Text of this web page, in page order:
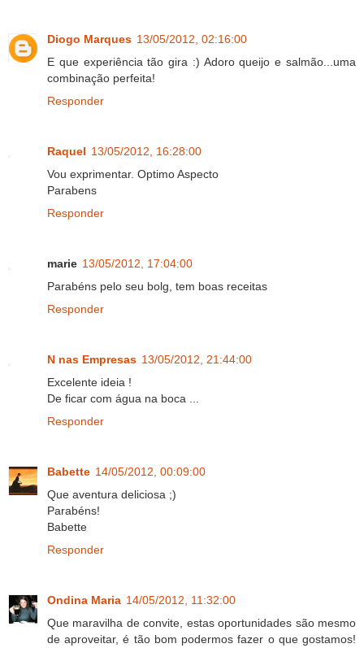
Diogo Marques 13/05/2012, 02:16:00
E que experiência tão gira :) Adoro queijo e salmão...uma
combinação perfeita!
Responder
Raquel 13/05/2012, 16:28:00
Vou exprimentar. Optimo Aspecto
Parabens
Responder
marie 13/05/2012, 17:04:00
Parabéns pelo seu bolg, tem boas receitas
Responder
N nas Empresas 13/05/2012, 21:44:00
Excelente ideia !
De ficar com água na boca ...
Responder
Babette 14/05/2012, 00:09:00
Que aventura deliciosa ;)
Parabéns!
Babette
Responder
Ondina Maria 14/05/2012, 11:32:00
Que maravilha de convite, estas oportunidades são mesmo
de aproveitar, é tão bom podermos fazer o que gostamos!